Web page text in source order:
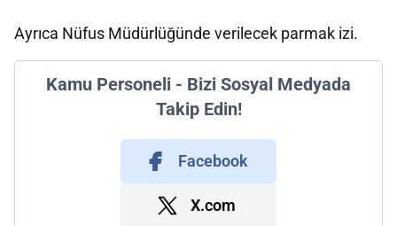
Ayrıca Nüfus Müdürlüğünde verilecek parmak izi.
Kamu Personeli - Bizi Sosyal Medyada
Takip Edin!
Facebook
X.com